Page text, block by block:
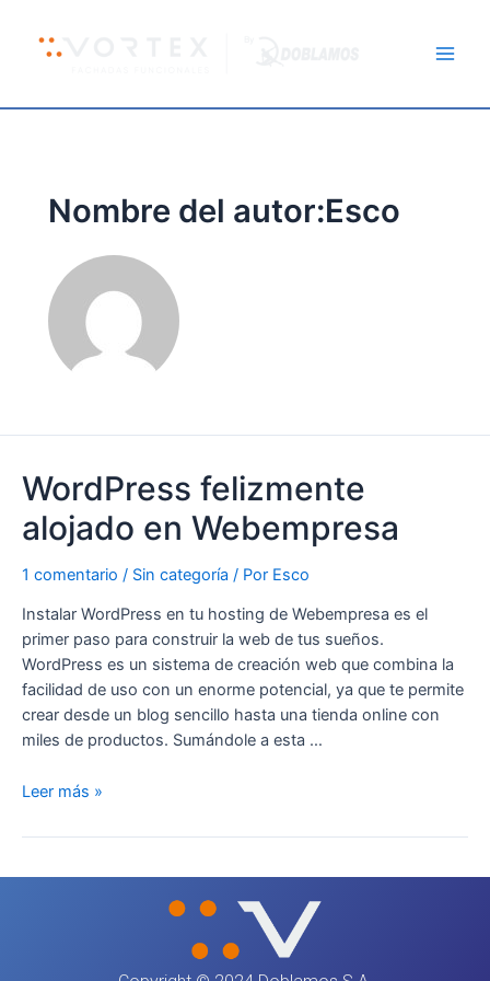
contenido
Nombre del autor:Esco
WordPress felizmente
alojado en Webempresa
1 comentario / Sin categoría / Por Esco
Instalar WordPress en tu hosting de Webempresa es el
primer paso para construir la web de tus sueños.
WordPress es un sistema de creación web que combina la
facilidad de uso con un enorme potencial, ya que te permite
crear desde un blog sencillo hasta una tienda online con
miles de productos. Sumándole a esta …
WordPress
felizmente
alojado
Webempresa
Leer más »